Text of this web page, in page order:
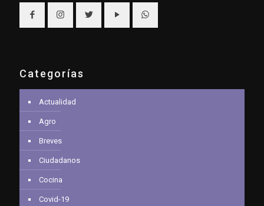
Categorías
Actualidad
Agro
Breves
Ciudadanos
Cocina
Covid-19